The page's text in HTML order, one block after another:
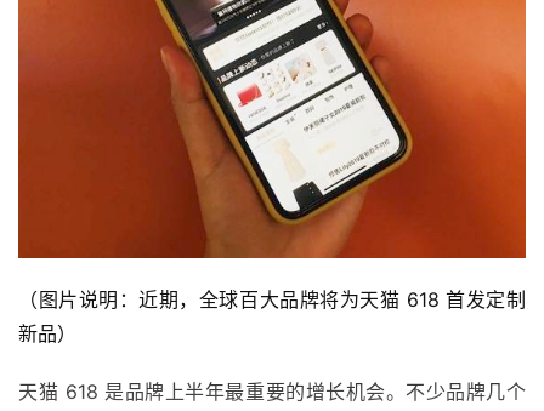
（图片说明：近期，全球百大品牌将为天猫 618 首发定制
新品）
天猫 618 是品牌上半年最重要的增长机会。不少品牌几个